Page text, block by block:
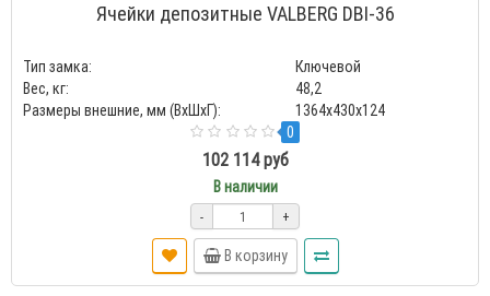
Ячейки депозитные VALBERG DBI-36
Тип замка:
Ключевой
Вес, кг:
48,2
Размеры внешние, мм (ВхШхГ):
1364x430x124
0
102 114 руб
В наличии
- +
В корзину